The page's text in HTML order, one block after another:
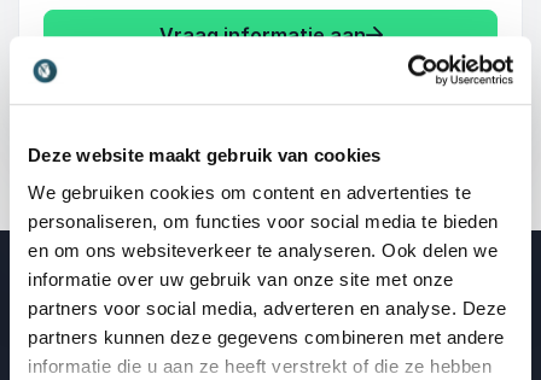
Deze website maakt gebruik van cookies
We gebruiken cookies om content en advertenties te
personaliseren, om functies voor social media te bieden
en om ons websiteverkeer te analyseren. Ook delen we
informatie over uw gebruik van onze site met onze
partners voor social media, adverteren en analyse. Deze
partners kunnen deze gegevens combineren met andere
informatie die u aan ze heeft verstrekt of die ze hebben
Vraag informatie aan
Blogberichten over reflecteren